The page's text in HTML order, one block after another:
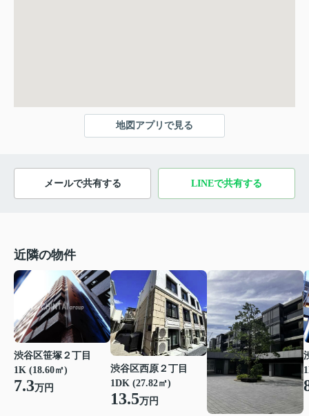
地図アプリで見る
メールで共有する LINEで共有する
近隣の物件
渋谷区笹塚２丁目
1K (18.60㎡)
7.3万円
渋谷区西原２丁目
1DK (27.82㎡)
13.5万円